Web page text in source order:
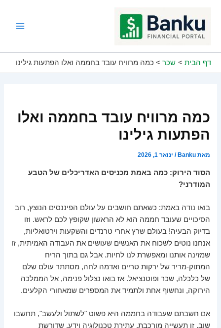
דף הבית שכר כמה מרוויח עובד בחממה ואלו הפתעות גילינו
כמה מרוויח עובד בחממה ואלו
הפתעות גילינו
מאתBanku
/ ינואר 1, 2026
הסוד הירוק: כמה באמת מכניסים האדריכלים של הטבע
המודרני?
בואו נודה באמת: כשאתם חושבים על עולם הפיננסים הנוצץ, רוב
הסיכויים שעובד חממה הוא לא הראשון שקופץ לכם לראש. וזו
בדיוק הבעיה! בעולם שרץ אחרי טרנדים והשקעות וירטואליות,
אנחנו נוטים לשכוח את האנשים שעושים את העבודה האמיתית, זו
שמזינה אותנו ומאפשרת לנו לחיות. אבל גם בתוך הריח
המתוק-מריר של ירקות טריים ואדמה לחה, מסתתר עולם שלם
של כלכלה, שכר ופוטנציאל. אז בואו נצלול פנימה, אל הממלכה
הירוקה, ונחשוף אחת ולתמיד את המספרים שמאחורי הקלעים.
אם חשבתם שעבודה בחממה היא פשוט "לשתול ולעשב", תחשבו
שוב. זו תעשייה מורכבת, עתירת טכנולוגיה וידע, שדורשת